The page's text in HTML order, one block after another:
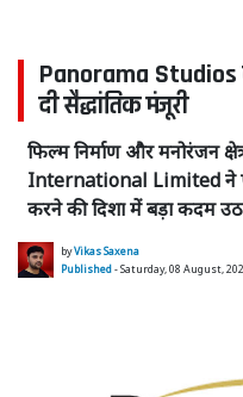
Panorama Studios
दी सैद्धांतिक मंजूरी
फिल्म निर्माण और मनोरंजन
International Limited ने
करने की दिशा में बड़ा कदम
byVikas Saxena
Published- Saturday, 08 August,